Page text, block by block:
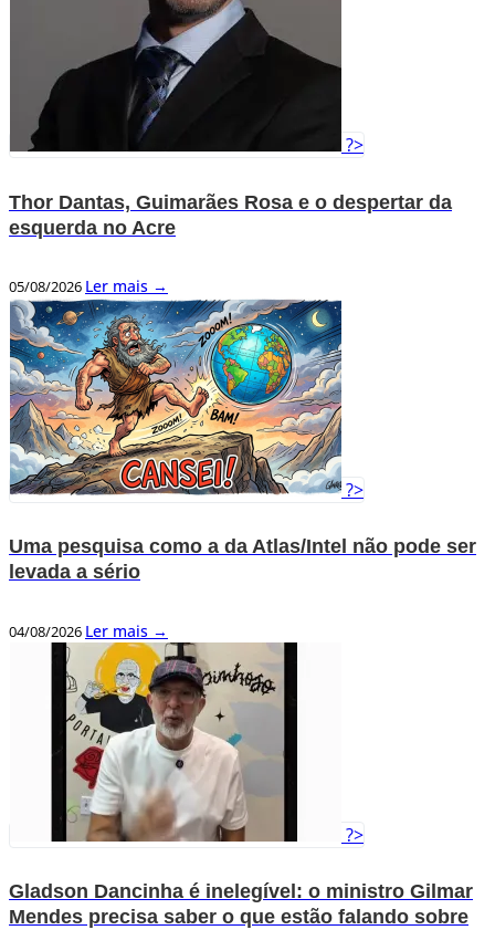
?>
Thor Dantas, Guimarães Rosa e o despertar da
esquerda no Acre
05/08/2026 Ler mais →
?>
Uma pesquisa como a da Atlas/Intel não pode ser
levada a sério
04/08/2026 Ler mais →
?>
Gladson Dancinha é inelegível: o ministro Gilmar
Mendes precisa saber o que estão falando sobre